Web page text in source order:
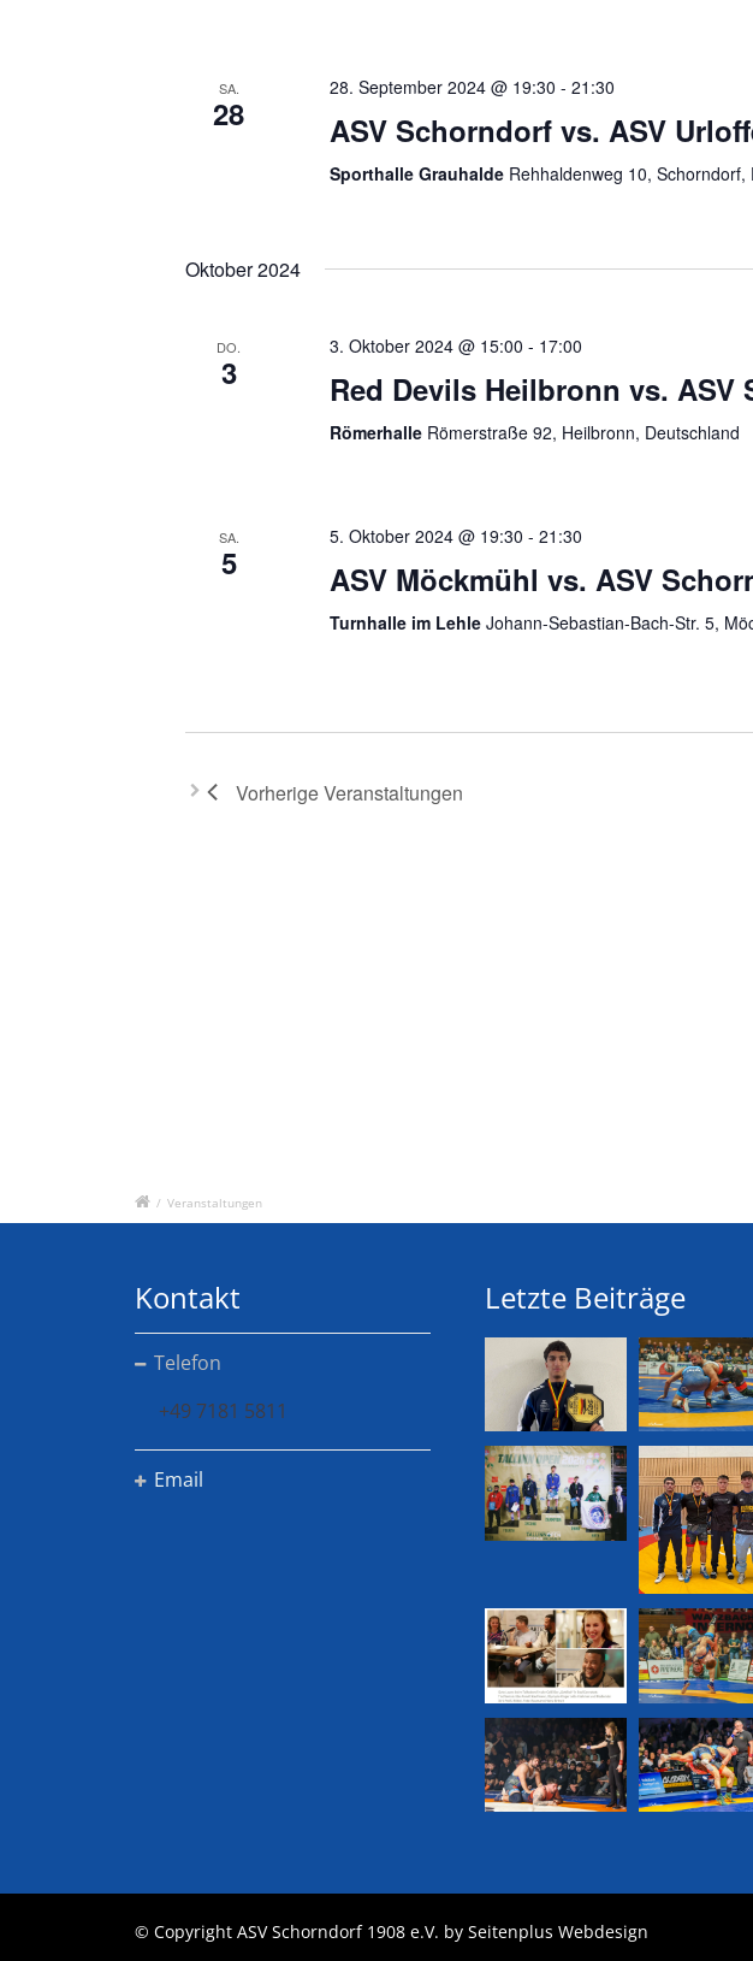
SA.
28
28. September 2024 @ 19:30 -21:30
ASV Schorndorf vs. ASV
Sporthalle Grauhalde Rehhaldenweg 10, Schorndorf,
Oktober 2024
DO.
3
3. Oktober 2024 @ 15:00 - 17:00
Red Devils Heilbronn vs. ASV
Römerhalle Römerstraße 92, Heilbronn, Deutschland
SA.
5
5. Oktober 2024 @ 19:30 -21:30
ASV Möckmühl vs. ASV
Turnhalle im LehleJohann-Sebastian-Bach-Str. 5,
VorherigeVeranstaltungen
/ Veranstaltungen
Kontakt
Telefon
+49 7181 5811
Email
Letzte Beiträge
© Copyright ASV Schorndorf 1908 e.V. by Seitenplus Webdesign